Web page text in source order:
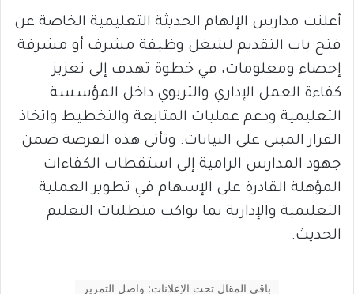
أعلنت مدارس الإلهام الحديثة التعليمية الخاصة عن
فتح باب التقديم لشغل وظيفة مشرف أو مشرفة
إحصاء ومعلومات، في خطوة تهدف إلى تعزيز
كفاءة العمل الإداري والتربوي داخل المؤسسة
التعليمية ودعم عمليات المتابعة والتخطيط واتخاذ
القرار المبني على البيانات. وتأتي هذه الفرصة ضمن
جهود المدارس الرامية إلى استقطاب الكفاءات
المؤهلة القادرة على الإسهام في تطوير العملية
التعليمية والإدارية بما يواكب متطلبات التعليم
الحديث.
باقي المقال تحت الإعلانات: واصل التمرير